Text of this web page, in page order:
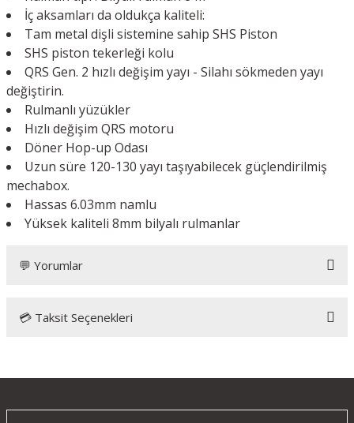
İç aksamları da oldukça kaliteli:
Tam metal dişli sistemine sahip SHS Piston
SHS piston tekerleği kolu
QRS Gen. 2 hızlı değişim yayı - Silahı sökmeden yayı
değiştirin.
Rulmanlı yüzükler
Hızlı değişim QRS motoru
Döner Hop-up Odası
Uzun süre 120-130 yayı taşıyabilecek güçlendirilmiş
mechabox.
Hassas 6.03mm namlu
Yüksek kaliteli 8mm bilyalı rulmanlar
💬 Yorumlar
ederim
💳 Taksit Seçenekleri